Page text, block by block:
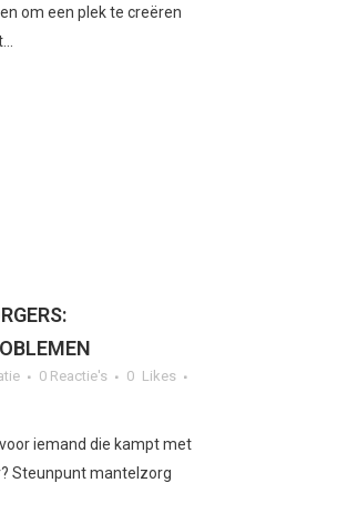
om een plek te creëren
0 Reactie's 0 Likes
iemand die kampt met
Steunpunt mantelzorg